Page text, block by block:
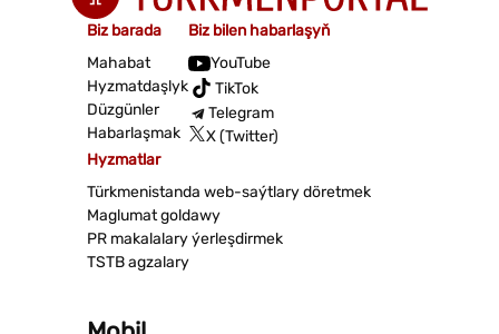
Biz barada
Mahabat
Hyzmatdaşlyk
Düzgünler
Habarlaşmak
Biz bilen habarlaşyň
YouTube
TikTok
Telegram
X (Twitter)
Hyzmatlar
Türkmenistanda web-saýtlary döretmek
Maglumat goldawy
PR makalalary ýerleşdirmek
TSTB agzalary